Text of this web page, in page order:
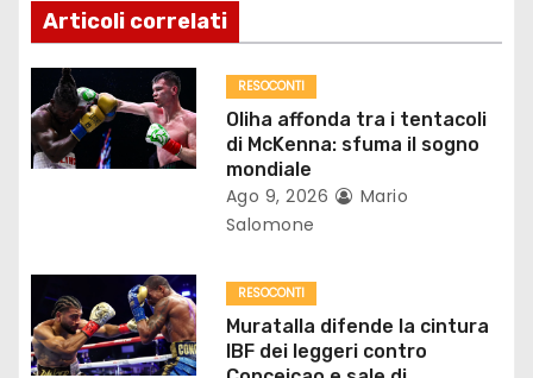
i
o
n
e
r
t
i
Articoli correlati
RESOCONTI
Oliha affonda tra i tentacoli
di McKenna: sfuma il sogno
mondiale
Ago 9, 2026
Mario
Salomone
RESOCONTI
Muratalla difende la cintura
IBF dei leggeri contro